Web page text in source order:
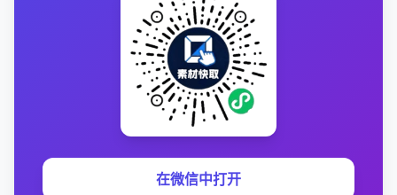
在微信中打开